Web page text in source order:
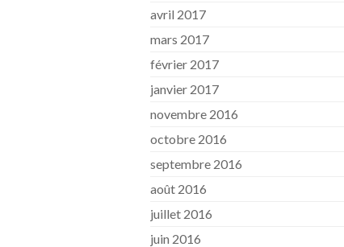
avril 2017
mars 2017
février 2017
janvier 2017
novembre 2016
octobre 2016
septembre 2016
août 2016
juillet 2016
juin 2016